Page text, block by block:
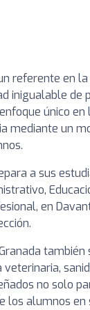
referente en
inigualable de
único
mediante un
a sus
en
no solo
los alumnos en